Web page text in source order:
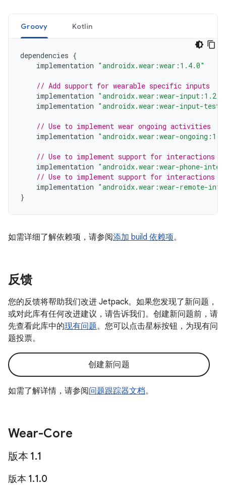
Groovy Kotlin
dependencies {
implementation "androidx.wear:wear:1.4.0"
// Add support for wearable specific inputs
implementation "androidx.wear:wear-
implementation "androidx.wear:wear-input-
// Use to implement wear ongoing activities
implementation "androidx.wear:wear-
// Use to implement support for interactions
implementation "androidx.wear:wear-phone-
// Use to implement support for interactions
implementation "androidx.wear:wear-remote-
}
如需详细了解依赖项，请参阅添加 build 依赖项。
反馈
您的反馈将帮助我们改进 Jetpack。如果您发现了新问题，
或对此库有任何改进建议，请告诉我们。创建新问题前，请
先查看此库中的现有问题。您可以点击星标按钮，为现有问
题投票。
创建新问题
如需了解详情，请参阅问题跟踪器文档。
Wear-Core
版本 1.1
版本 1.1.0